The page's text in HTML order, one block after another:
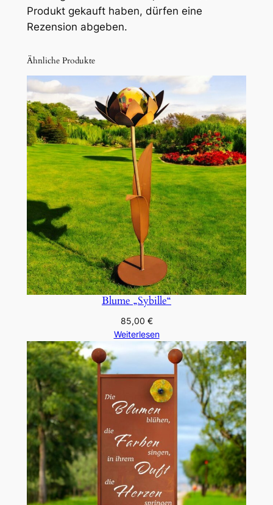
Produkt gekauft haben, dürfen eine
Rezension abgeben.
Ähnliche Produkte
Blume „Sybille“
85,00 €
Weiterlesen